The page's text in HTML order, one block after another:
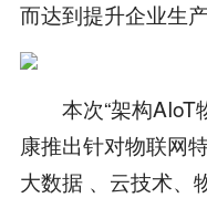
而达到提升企业生
本次“架构AIoT
康推出针对物联网
大数据 、云技术、